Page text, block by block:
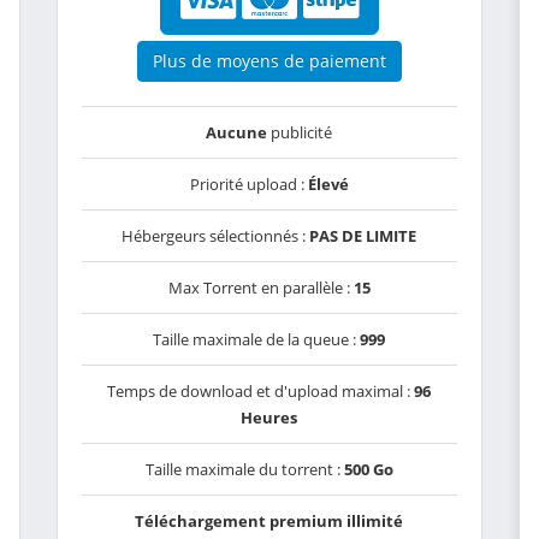
Plus de moyens de paiement
Aucune publicité
Priorité upload : Élevé
Hébergeurs sélectionnés : PAS DE LIMITE
Max Torrent en parallèle : 15
Taille maximale de la queue :999
Temps de download et d'upload maximal :96
Heures
Taille maximale du torrent :500 Go
Téléchargement premium illimité